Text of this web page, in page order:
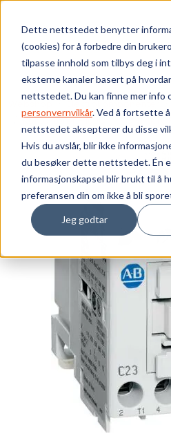
Dette nettstedet benytter
(cookies) for å forbedre din
tilpasse innhold som tilbys deg i
eksterne kanaler basert på
nettstedet. Du kan finne mer info
personvernvilkår. Ved å fortsette
nettstedet aksepterer du disse
Hvis du avslår, blir ikke
du besøker dette nettstedet. Én
informasjonskapsel blir brukt til å
preferansen din om ikke å bli
Jeg godtar
Skip to main content
Webshop Elektrokomponenter
Kontaktorer - 100C
Bærekraft
Vi tilbyr
Ressurser
Om oss